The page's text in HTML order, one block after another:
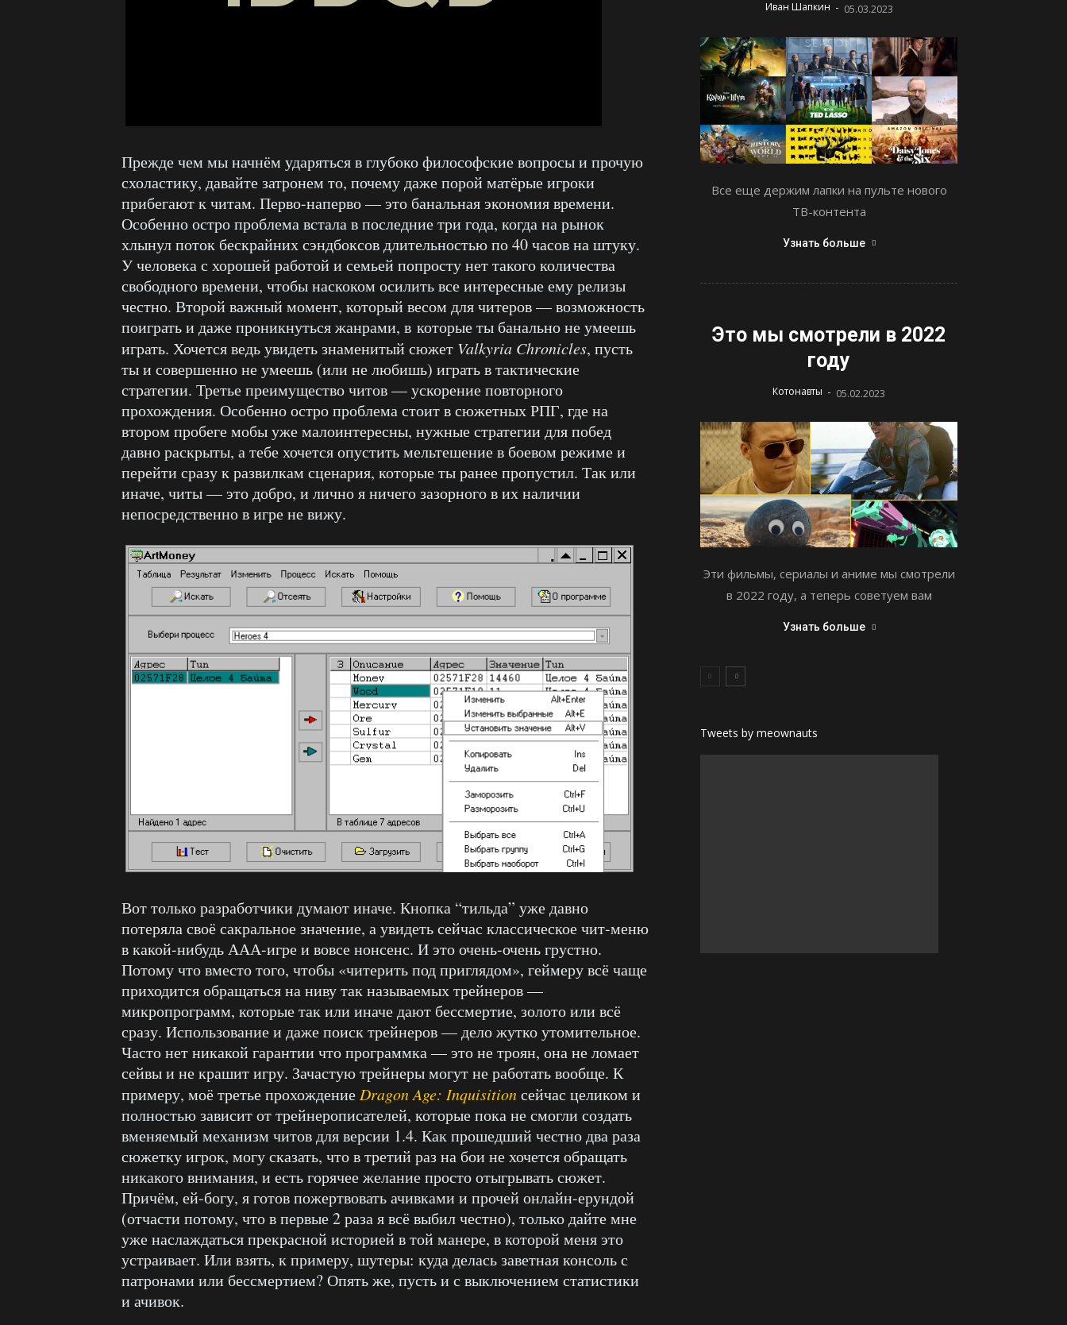
Прежде чем мы начнём ударяться в глубоко философские вопросы и прочую
схоластику, давайте затронем то, почему даже порой матёрые игроки
прибегают к читам. Перво-наперво — это банальная экономия времени.
Особенно остро проблема встала в последние три года, когда на рынок
хлынул поток бескрайних сэндбоксов длительностью по 40 часов на штуку.
У человека с хорошей работой и семьей попросту нет такого количества
свободного времени, чтобы наскоком осилить все интересные ему релизы
честно. Второй важный момент, который весом для читеров — возможность
поиграть и даже проникнуться жанрами, в которые ты банально не умеешь
играть. Хочется ведь увидеть знаменитый сюжет Valkyria Chronicles, пусть
ты и совершенно не умеешь (или не любишь) играть в тактические
стратегии. Третье преимущество читов — ускорение повторного
прохождения. Особенно остро проблема стоит в сюжетных РПГ, где на
втором пробеге мобы уже малоинтересны, нужные стратегии для побед
давно раскрыты, а тебе хочется опустить мельтешение в боевом режиме и
перейти сразу к развилкам сценария, которые ты ранее пропустил. Так или
иначе, читы — это добро, и лично я ничего зазорного в их наличии
непосредственно в игре не вижу.
Вот только разработчики думают иначе. Кнопка “тильда” уже давно
потеряла своё сакральное значение, а увидеть сейчас классическое чит-меню
в какой-нибудь ААА-игре и вовсе нонсенс. И это очень-очень грустно.
Потому что вместо того, чтобы «читерить под приглядом», геймеру всё чаще
приходится обращаться на ниву так называемых трейнеров —
микропрограмм, которые так или иначе дают бессмертие, золото или всё
сразу. Использование и даже поиск трейнеров — дело жутко утомительное.
Часто нет никакой гарантии что программка — это не троян, она не ломает
сейвы и не крашит игру. Зачастую трейнеры могут не работать вообще. К
примеру, моё третье прохождение Dragon Age: Inquisitionсейчас целиком и
полностью зависит от трейнерописателей, которые пока не смогли создать
вменяемый механизм читов для версии 1.4. Как прошедший честно два раза
сюжетку игрок, могу сказать, что в третий раз на бои не хочется обращать
никакого внимания, и есть горячее желание просто отыгрывать сюжет.
Причём, ей-богу, я готов пожертвовать ачивками и прочей онлайн-ерундой
(отчасти потому, что в первые 2 раза я всё выбил честно), только дайте мне
уже наслаждаться прекрасной историей в той манере, в которой меня это
устраивает. Или взять, к примеру, шутеры: куда делась заветная консоль с
патронами или бессмертием? Опять же, пусть и с выключением статистики
и ачивок.
Иван Шапкин - 05.03.2023
Все еще держим лапки на пульте нового
ТВ-контента
Узнать больше
Это мы смотрели в 2022
году
Котонавты - 05.02.2023
Эти фильмы, сериалы и аниме мы смотрели
в 2022 году, а теперь советуем вам
Узнать больше
Tweets by meownauts